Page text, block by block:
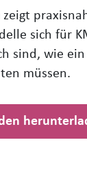
sich für
sind, wie
müssen.